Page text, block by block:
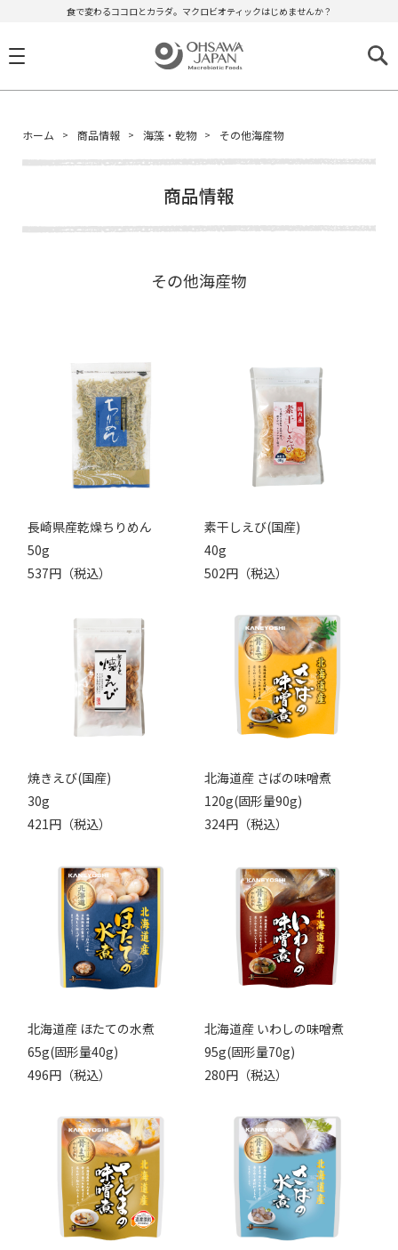
食で変わるココロとカラダ。マクロビオティックはじめませんか？
ホーム 商品情報 海藻・乾物 その他海産物
商品情報
その他海産物
長崎県産乾燥ちりめん
50g
537円（税込）
素干しえび(国産)
40g
502円（税込）
焼きえび(国産)
30g
421円（税込）
北海道産 さばの味噌煮
120g(固形量90g)
324円（税込）
北海道産 ほたての水煮
65g(固形量40g)
496円（税込）
北海道産 いわしの味噌煮
95g(固形量70g)
280円（税込）